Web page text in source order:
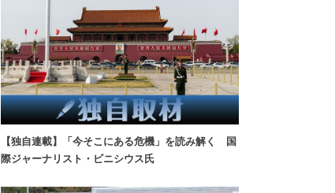
【独自連載】「今そこにある危機」を読み解く 国
際ジャーナリスト・ビニシウス氏